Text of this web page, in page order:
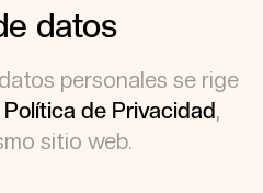
datos
personales se rige
Política de Privacidad,
sitio web.